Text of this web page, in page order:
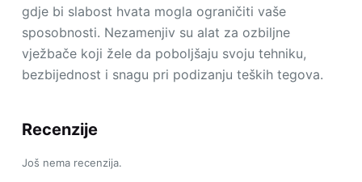
gdje bi slabost hvata mogla ograničiti vaše
sposobnosti. Nezamenjiv su alat za ozbiljne
vježbače koji žele da poboljšaju svoju tehniku,
bezbijednost i snagu pri podizanju teških tegova.
Recenzije
Još nema recenzija.